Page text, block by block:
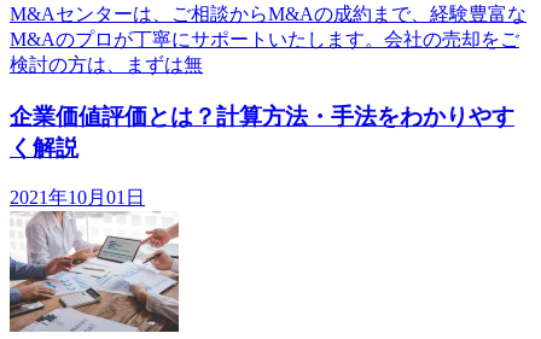
M&Aセンターは、ご相談からM&Aの成約まで、経験豊富な
M&Aのプロが丁寧にサポートいたします。会社の売却をご
検討の方は、まずは無
企業価値評価とは？計算方法・手法をわかりやす
く解説
2021年10月01日